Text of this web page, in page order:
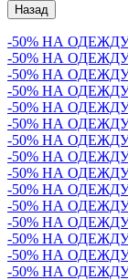
Назад
-50% НА
-50% НА
-50% НА
-50% НА
-50% НА
-50% НА
-50% НА
-50% НА
-50% НА
-50% НА
-50% НА
-50% НА
-50% НА
-50% НА
-50% НА